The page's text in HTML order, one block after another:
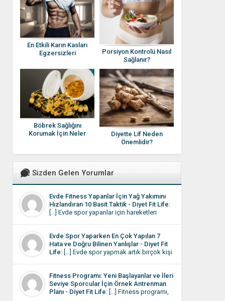
En Etkili Karın Kasları
Egzersizleri
Porsiyon Kontrolü Nasıl
Sağlanır?
Böbrek Sağlığını
Korumak İçin Neler
Diyette Lif Neden
Önemlidir?
Sizden Gelen Yorumlar
Evde Fitness Yapanlar İçin Yağ Yakımını
Hızlandıran 10 Basit Taktik - Diyet Fit Life:
[…] Evde spor yapanlar için hareketleri
düşüren en önemli etkendir. Aslında
burada sorun çoğu zaman eksik çalışmak
değil, bazı küçük detayların gözden
Evde Spor Yaparken En Çok Yapılan 7
Hata ve Doğru Bilinen Yanlışlar - Diyet Fit
Life: […] Evde spor yapmak artık birçok kişi
evinde daha rahat eden kişiler, çözümü
kendi programını oluşturmada buluyor.
Evde spor rutini oturduktan sonra bile
Fitness Programı: Yeni Başlayanlar ve İleri
Seviye Sporcular İçin Örnek Antrenman
Planı - Diyet Fit Life: […] Fitness programı,